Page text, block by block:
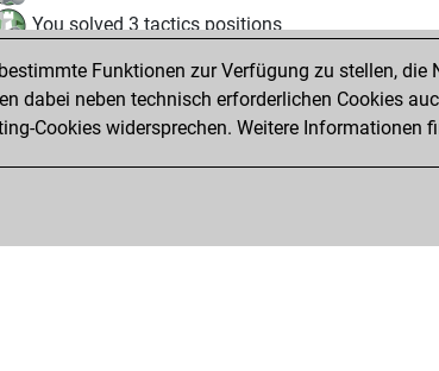
You solved 3 tactics positions
You achieved an Elo of 1691 in tactics positions
Funktionen zur Verfügung zu stellen,
dabei neben technisch erforderlichen Cookies
Cookies widersprechen. Weitere Informationen